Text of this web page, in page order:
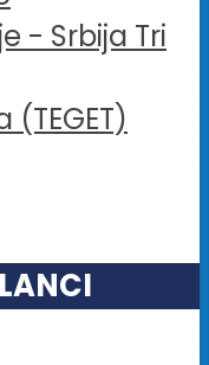
(TEGET)